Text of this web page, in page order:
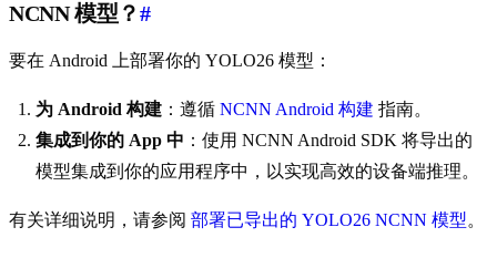
NCNN 模型？#
要在 Android 上部署你的 YOLO26 模型：
为 Android 构建 ：遵循 NCNN Android 构建 指南。
集成到你的 App 中 ：使用 NCNN Android SDK 将导出的
模型集成到你的应用程序中，以实现高效的设备端推理。
有关详细说明，请参阅 部署已导出的 YOLO26 NCNN 模型。